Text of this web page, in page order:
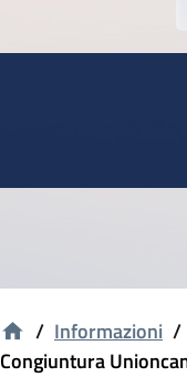
/ Informazioni /
Congiuntura